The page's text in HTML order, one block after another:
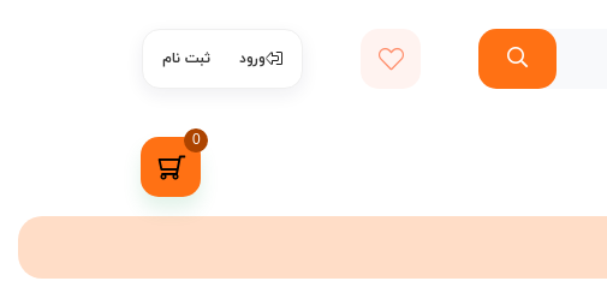
ورود ثبت نام
0